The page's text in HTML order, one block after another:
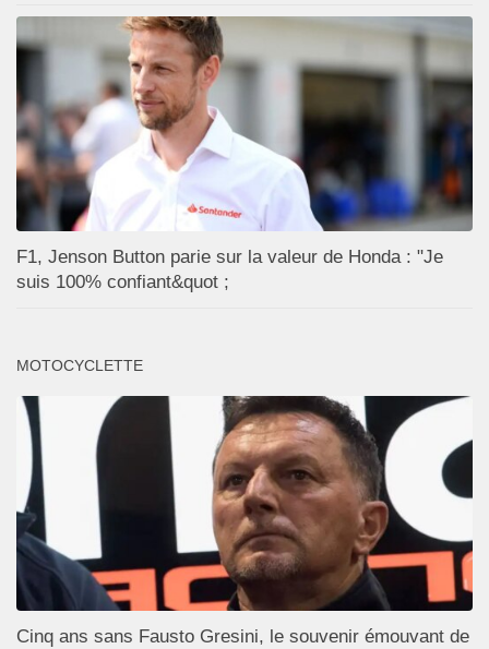
F1, Jenson Button parie sur la valeur de Honda : "Je
suis 100% confiant&quot ;
MOTOCYCLETTE
Cinq ans sans Fausto Gresini, le souvenir émouvant de